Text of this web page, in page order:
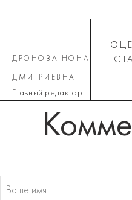
ДРОНОВА НОНА
ДМИТРИЕВНА
Главный редактор